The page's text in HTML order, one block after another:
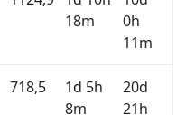
18m
0h
11m
718,5
1d 5h
8m
20d
21h